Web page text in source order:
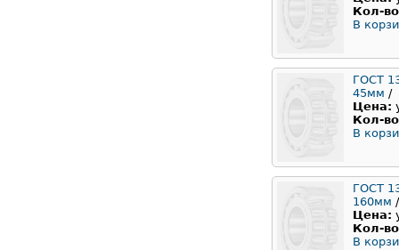
Кол-
В
ГОСТ
45мм /
Цена:
Кол-
В
ГОСТ
160мм /
Цена:
Кол-
В